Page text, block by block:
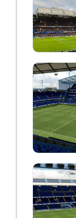
hjelp til
Er du